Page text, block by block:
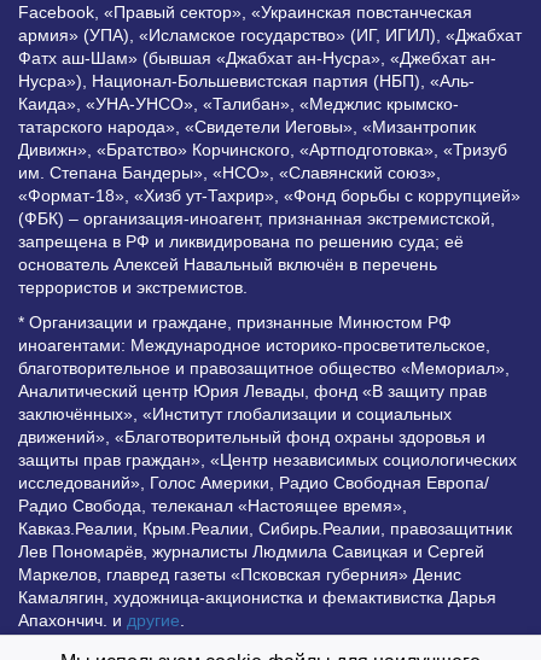
Facebook, «Правый сектор», «Украинская повстанческая
армия» (УПА), «Исламское государство» (ИГ, ИГИЛ), «Джабхат
Фатх аш-Шам» (бывшая «Джабхат ан-Нусра», «Джебхат ан-
Нусра»), Национал-Большевистская партия (НБП), «Аль-
Каида», «УНА-УНСО», «Талибан», «Меджлис крымско-
татарского народа», «Свидетели Иеговы», «Мизантропик
Дивижн», «Братство» Корчинского, «Артподготовка», «Тризуб
им. Степана Бандеры», «НСО», «Славянский союз»,
«Формат-18», «Хизб ут-Тахрир», «Фонд борьбы с коррупцией»
(ФБК) – организация-иноагент, признанная экстремистской,
запрещена в РФ и ликвидирована по решению суда; её
основатель Алексей Навальный включён в перечень
террористов и экстремистов.
* Организации и граждане, признанные Минюстом РФ
иноагентами: Международное историко-просветительское,
благотворительное и правозащитное общество «Мемориал»,
Аналитический центр Юрия Левады, фонд «В защиту прав
заключённых», «Институт глобализации и социальных
движений», «Благотворительный фонд охраны здоровья и
защиты прав граждан», «Центр независимых социологических
исследований», Голос Америки, Радио Свободная Европа/
Радио Свобода, телеканал «Настоящее время»,
Кавказ.Реалии, Крым.Реалии, Сибирь.Реалии, правозащитник
Лев Пономарёв, журналисты Людмила Савицкая и Сергей
Маркелов, главред газеты «Псковская губерния» Денис
Камалягин, художница-акционистка и фемактивистка Дарья
Апахончич. и другие